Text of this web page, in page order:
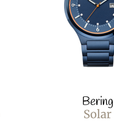
Bering
Solar